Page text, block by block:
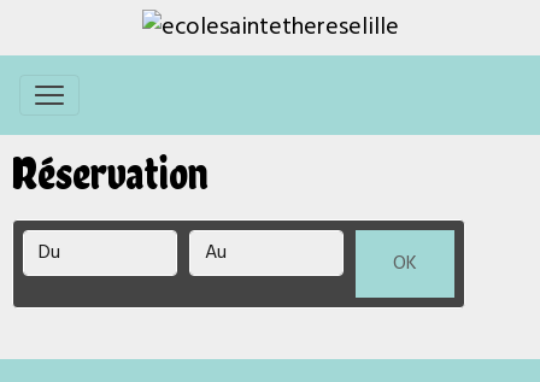
Réservation
Date de début Date de fin
OK